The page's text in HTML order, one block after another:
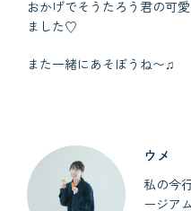
おかげでそうたろう君の可
ました♡
また一緒にあそぼうね〜♫
ウメ
私の今
ージア